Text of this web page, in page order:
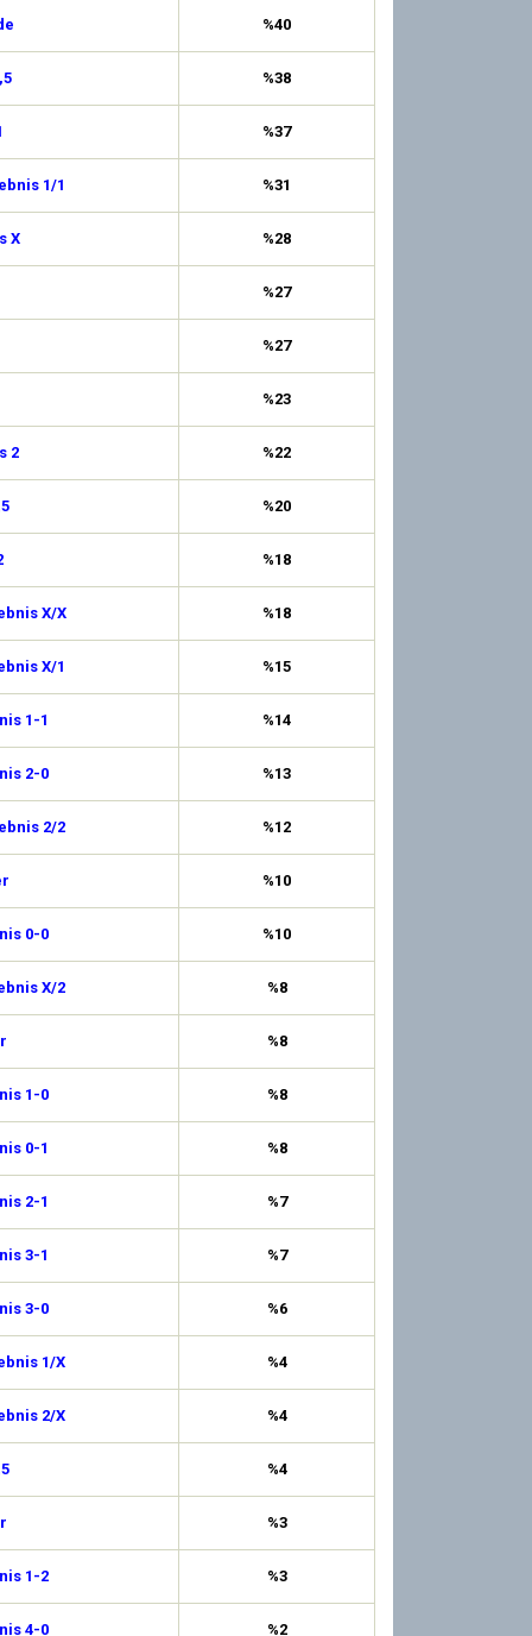
%40
%38
%37
1/1 %31
X %28
%27
%27
%23
2 %22
%20
%18
X/X %18
X/1 %15
1-1 %14
2-0 %13
2/2 %12
%10
0-0 %10
X/2 %8
%8
1-0 %8
0-1 %8
2-1 %7
3-1 %7
3-0 %6
1/X %4
2/X %4
%4
%3
1-2 %3
4-0 %2